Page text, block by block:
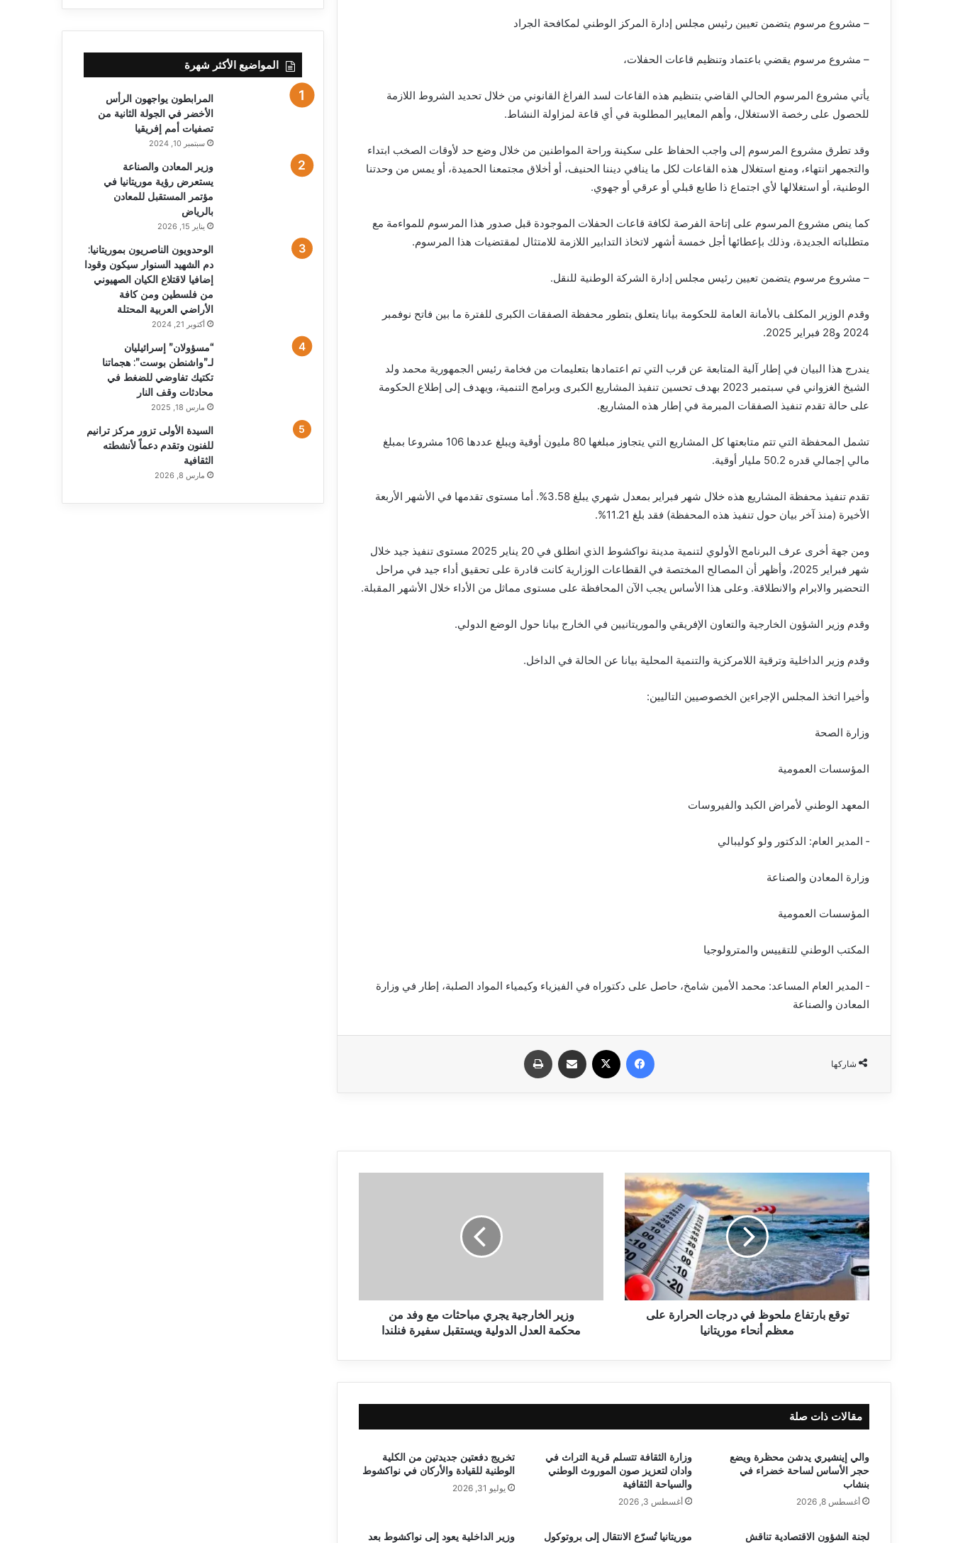
– مشروع مرسوم يتضمن تعيين رئيس مجلس إدارة المركز الوطني لمكافحة الجراد
– مشروع مرسوم يقضي باعتماد وتنظيم قاعات الحفلات،
يأتي مشروع المرسوم الحالي القاضي بتنظيم هذه القاعات لسد الفراغ القانوني من خلال تحديد الشروط اللازمة
للحصول على رخصة الاستغلال، وأهم المعايير المطلوبة في أي قاعة لمزاولة النشاط.
وقد تطرق مشروع المرسوم إلى واجب الحفاظ على سكينة وراحة المواطنين من خلال وضع حد لأوقات الصخب ابتداء
والتجمهر انتهاء، ومنع استغلال هذه القاعات لكل ما ينافي ديننا الحنيف، أو أخلاق مجتمعنا الحميدة، أو يمس من وحدتنا
الوطنية، أو استغلالها لأي اجتماع ذا طابع قبلي أو عرقي أو جهوي.
كما ينص مشروع المرسوم على إتاحة الفرصة لكافة قاعات الحفلات الموجودة قبل صدور هذا المرسوم للمواءمة مع
متطلباته الجديدة، وذلك بإعطائها أجل خمسة أشهر لاتخاذ التدابير اللازمة للامتثال لمقتضيات هذا المرسوم.
– مشروع مرسوم يتضمن تعيين رئيس مجلس إدارة الشركة الوطنية للنقل.
وقدم الوزير المكلف بالأمانة العامة للحكومة بيانا يتعلق بتطور محفظة الصفقات الكبرى للفترة ما بين فاتح نوفمبر
2024 و28 فبراير 2025.
يندرج هذا البيان في إطار آلية المتابعة عن قرب التي تم اعتمادها بتعليمات من فخامة رئيس الجمهورية محمد ولد
الشيخ الغزواني في سبتمبر 2023 بهدف تحسين تنفيذ المشاريع الكبرى وبرامج التنمية، ويهدف إلى إطلاع الحكومة
على حالة تقدم تنفيذ الصفقات المبرمة في إطار هذه المشاريع.
تشمل المحفظة التي تتم متابعتها كل المشاريع التي يتجاوز مبلغها 80 مليون أوقية ويبلغ عددها 106 مشروعا بمبلغ
مالي إجمالي قدره 50.2 مليار أوقية.
تقدم تنفيذ محفظة المشاريع هذه خلال شهر فبراير بمعدل شهري يبلغ 3.58%. أما مستوى تقدمها في الأشهر الأربعة
الأخيرة (منذ آخر بيان حول تنفيذ هذه المحفظة) فقد بلغ 11.21%.
ومن جهة أخرى عرف البرنامج الأولوي لتنمية مدينة نواكشوط الذي انطلق في 20 يناير 2025 مستوى تنفيذ جيد خلال
شهر فبراير 2025، وأظهر أن المصالح المختصة في القطاعات الوزارية كانت قادرة على تحقيق أداء جيد في مراحل
التحضير والابرام والانطلاقة. وعلى هذا الأساس يجب الآن المحافظة على مستوى مماثل من الأداء خلال الأشهر المقبلة.
وقدم وزير الشؤون الخارجية والتعاون الإفريقي والموريتانيين في الخارج بيانا حول الوضع الدولي.
وقدم وزير الداخلية وترقية اللامركزية والتنمية المحلية بيانا عن الحالة في الداخل.
وأخيرا اتخذ المجلس الإجراءين الخصوصيين التاليين:
وزارة الصحة
المؤسسات العمومية
المعهد الوطني لأمراض الكبد والفيروسات
‐ المدير العام: الدكتور ولو كوليبالي
وزارة المعادن والصناعة
المؤسسات العمومية
المكتب الوطني للتقييس والمترولوجيا
‐ المدير العام المساعد: محمد الأمين شامخ، حاصل على دكتوراه في الفيزياء وكيمياء المواد الصلبة، إطار في وزارة
المعادن والصناعة
شاركها
فيسبوك مشاركة عبر البريد
توقع بارتفاع ملحوظ في درجات الحرارة على
معظم أنحاء موريتانيا
وزير الخارجية يجري مباحثات مع وفد من
محكمة العدل الدولية ويستقبل سفيرة فنلندا
مقالات ذات صلة
والي إينشيري يدشن محظرة ويضع
حجر الأساس لساحة خضراء في
بنشاب
أغسطس 8, 2026
وزارة الثقافة تتسلم قرية التراث في
وادان لتعزيز صون الموروث الوطني
والسياحة الثقافية
أغسطس 3, 2026
تخريج دفعتين جديدتين من الكلية
الوطنية للقيادة والأركان في نواكشوط
يوليو 31, 2026
لجنة الشؤون الاقتصادية تناقش موريتانيا تُسرّع الانتقال إلى بروتوكول وزير الداخلية يعود إلى نواكشوط بعد
المواضيع الأكثر شهرة
المرابطون يواجهون الرأس
الأخضر في الجولة الثانية من
تصفيات أمم إفريقيا
سبتمبر 10, 2024
وزير المعادن والصناعة
يستعرض رؤية موريتانيا في
مؤتمر المستقبل للمعادن
بالرياض
يناير 15, 2026
الوحدويون الناصريون بموريتانيا:
دم الشهيد السنوار سيكون وقودا
إضافيا لاقتلاع الكيان الصهيوني
من فلسطين ومن كافة
الأراضي العربية المحتلة
أكتوبر 21, 2024
“مسؤولان” إسرائيليان
لـ”واشنطن بوست”: هجماتنا
تكتيك تفاوضي للضغط في
محادثات وقف النار
مارس 18, 2025
السيدة الأولى تزور مركز ترانيم
للفنون وتقدم دعماً لأنشطته
الثقافية
مارس 8, 2026